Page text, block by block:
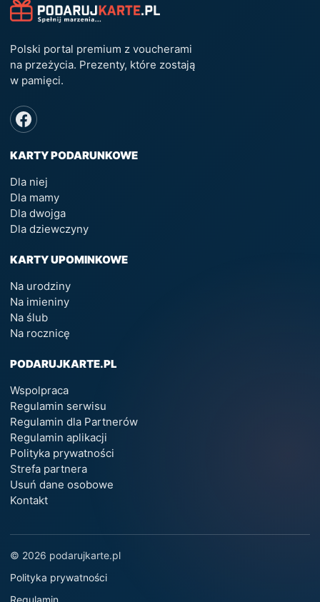
Polski portal premium z voucherami
na przeżycia. Prezenty, które zostają
w pamięci.
KARTY PODARUNKOWE
Dla niej
Dla mamy
Dla dwojga
Dla dziewczyny
KARTY UPOMINKOWE
Na urodziny
Na imieniny
Na ślub
Na rocznicę
PODARUJKARTE.PL
Wspolpraca
Regulamin serwisu
Regulamin dla Partnerów
Regulamin aplikacji
Polityka prywatności
Strefa partnera
Usuń dane osobowe
Kontakt
© 2026 podarujkarte.pl
Polityka prywatności